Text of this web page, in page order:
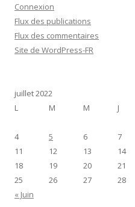
Connexion
Flux des publications
Flux des commentaires
Site de WordPress-FR
juillet 2022
L
M M J
4
5 6 7
11
12 13 14
18
19 20 21
25
26 27 28
« Juin